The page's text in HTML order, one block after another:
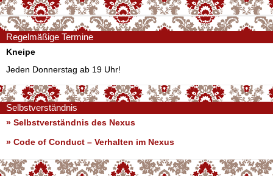
Regelmäßige Termine
Kneipe
Jeden Donnerstag ab 19 Uhr!
Selbstverständnis
» Selbstverständnis des Nexus
» Code of Conduct – Verhalten im Nexus